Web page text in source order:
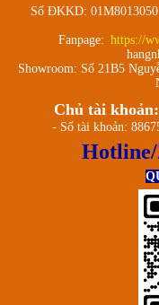
Số ĐKKD:
Fanpage: https://
Showroom: Số 21B5
Chủ tài
- Số tài khoản: